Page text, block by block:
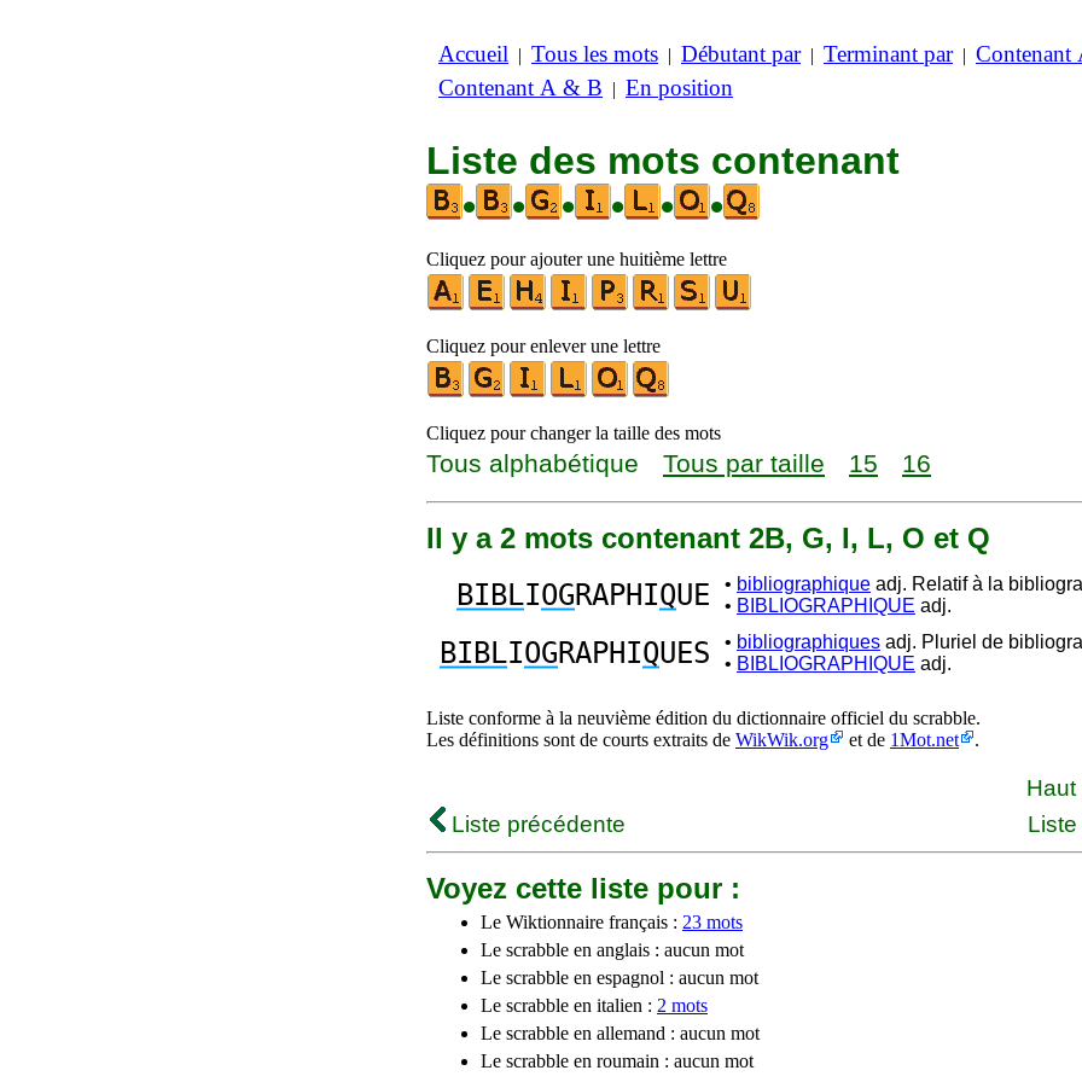
Accueil | Tous les mots | Débutant par| Terminant par| Contenant
Contenant A & B | En position
Liste des mots contenant
•
• • • • •
Cliquez pour ajouter une huitième lettre
Cliquez pour enlever une lettre
Cliquez pour changer la taille des mots
Tous alphabétique Tous par taille 15 16
Il y a 2 mots contenant 2B, G, I, L, O et Q
BIBLIOGRAPHIQUE • bibliographique adj. Relatif à la
• BIBLIOGRAPHIQUE adj.
BIBLIOGRAPHIQUES • bibliographiques adj. Pluriel de
• BIBLIOGRAPHIQUE adj.
Liste conforme à la neuvième édition du dictionnaire officiel du scrabble.
Les définitions sont de courts extraits de WikWik.org et de 1Mot.net .
Liste précédente
Voyez cette liste pour :
Le Wiktionnaire français : 23 mots
Le scrabble en anglais : aucun mot
Le scrabble en espagnol : aucun mot
Le scrabble en italien : 2 mots
Le scrabble en allemand : aucun mot
Le scrabble en roumain : aucun mot